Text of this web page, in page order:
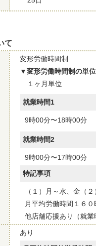
て
変形労働時間制
変形労働時間制の単位
１ヶ月単位
就業時間1
9時00分〜18時00分
就業時間2
9時00分〜17時00分
特記事項
（１）月～水、金（
月平均労働時間１６０
他店舗応援あり（就業
あり